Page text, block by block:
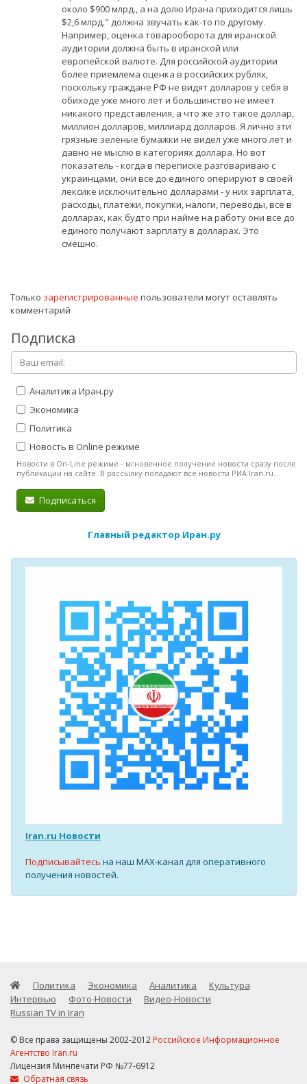
около $900 млрд., а на долю Ирана приходится лишь
$2,6 млрд." должна звучать как-то по другому.
Например, оценка товарооборота для иранской
аудитории должна быть в иранской или
европейской валюте. Для российской аудитории
более приемлема оценка в российских рублях,
поскольку граждане РФ не видят долларов у себя в
обиходе уже много лет и большинство не имеет
никакого представления, а что же это такое доллар,
миллион долларов, миллиард долларов. Я лично эти
грязные зелёные бумажки не видел уже много лет и
давно не мыслю в категориях доллара. Но вот
показатель - когда в переписке разговариваю с
украинцами, они все до единого оперируют в своей
лексике исключительно долларами - у них зарплата,
расходы, платежи, покупки, налоги, переводы, всё в
долларах, как будто при найме на работу они все до
единого получают зарплату в долларах. Это
смешно.
Только зарегистрированные пользователи могут оставлять
комментарий
Подписка
Аналитика Иран.ру
Экономика
Политика
Новость в Online режиме
Новости в On-Line режиме - мгновенное получение новости сразу после
публикации на сайте. В рассылку попадают все новости РИА Iran.ru.
Подписаться
Главный редактор Иран.ру
Iran.ru Новости
Подписывайтесь на наш MAX-канал для оперативного
получения новостей.
Политика Экономика Аналитика
Культура
Интервью
Фото-Новости
Видео-Новости
Russian TV in Iran
© Все права защищены 2002-2012 Российское Информационное
Агентство Iran.ru
Лицензия Минпечати РФ №77-6912
Обратная связь